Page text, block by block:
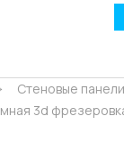
Стеновые панели
3d